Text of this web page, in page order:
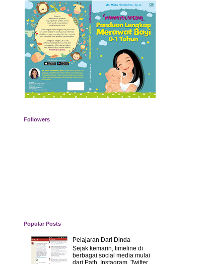
Followers
Popular Posts
Pelajaran Dari Dinda
Sejak kemarin, timeline di
berbagai social media mulai
dari Path, Instagram, Twitter